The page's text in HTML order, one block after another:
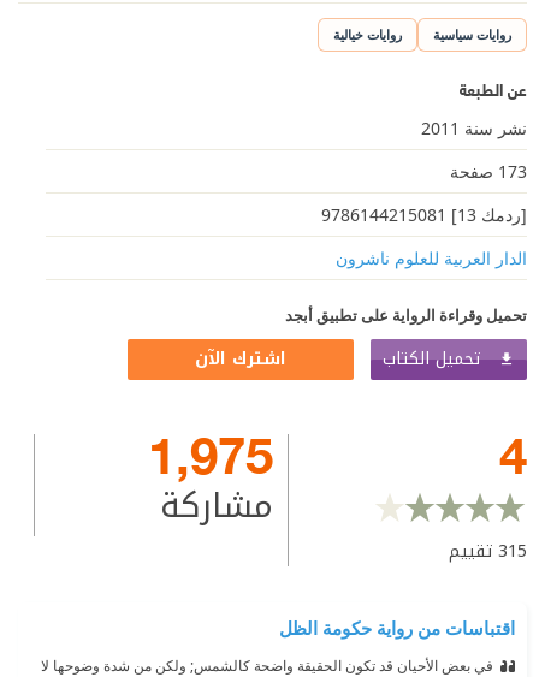
روايات سياسية روايات خيالية
عن الطبعة
نشر سنة 2011
173 صفحة
[ردمك 13] 9786144215081
الدار العربية للعلوم ناشرون
تحميل وقراءة الرواية على تطبيق أبجد
تحميل الكتاب اشترك الآن
4
315تقييم
1,975
مشاركة
اقتباسات من رواية حكومة الظل
في بعض الأحيان قد تكون الحقيقة واضحة كالشمس; ولكن من شدة وضوحها لا